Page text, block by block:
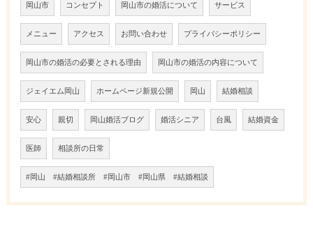
岡山市 コンセプト 岡山市の婚活について サービス
メニュー アクセス お問い合わせ プライバシーポリシー
岡山市の婚活の必要とされる理由 岡山市の婚活の内容について
ジェイエム岡山 ホームページ新規公開 岡山 結婚相談
安心 親切 岡山婚活ブログ 婚活シニア 台風 結婚資金
医師 相談所の日常
#岡山 #結婚相談所 #岡山市 #岡山県 #結婚相談